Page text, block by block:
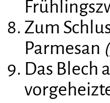
Zum
Parmesan
Das Blech